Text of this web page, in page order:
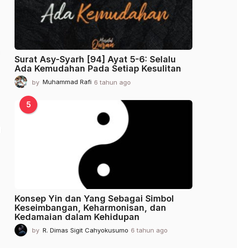
o
Surat Asy-Syarh [94] Ayat 5-6: Selalu
Ada Kemudahan Pada Setiap Kesulitan
by Muhammad Rafi 6 tahun ago
a
5
Konsep Yin dan Yang Sebagai Simbol
Keseimbangan, Keharmonisan, dan
Kedamaian dalam Kehidupan
by R. Dimas Sigit Cahyokusumo 6 tahun ago